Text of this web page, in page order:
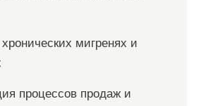
мигренях и
процессов продаж и